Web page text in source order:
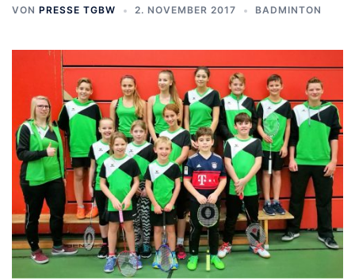
VON PRESSE TGBW 2. NOVEMBER 2017 BADMINTON